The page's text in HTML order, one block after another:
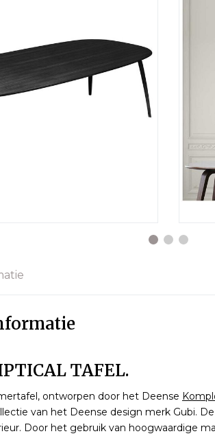
TAFEL.
ontworpen door het Deense
van het Deense design merk Gubi.
Door het gebruik van hoogwaardige